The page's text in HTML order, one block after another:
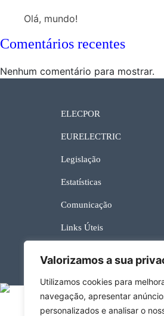
Valorizamos a sua
Utilizamos cookies para
navegação, apresentar
personalizados e analisar o
Olá, mundo!
Comentários recentes
Nenhum comentário para mostrar.
ELECPOR
EURELECTRIC
Legislação
Estatísticas
Comunicação
Links Úteis